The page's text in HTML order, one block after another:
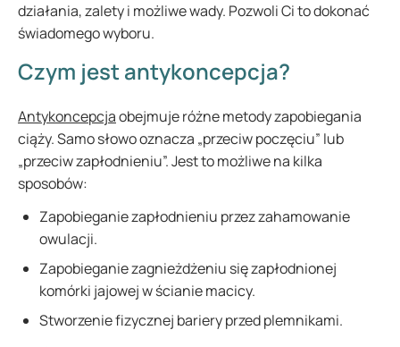
działania, zalety i możliwe wady. Pozwoli Ci to dokonać
świadomego wyboru.
Czym jest antykoncepcja?
Antykoncepcjaobejmuje różne metody zapobiegania
ciąży. Samo słowo oznacza „przeciw poczęciu” lub
„przeciw zapłodnieniu”. Jest to możliwe na kilka
sposobów:
Zapobieganie zapłodnieniu przez zahamowanie
owulacji.
Zapobieganie zagnieżdżeniu się zapłodnionej
komórki jajowej w ścianie macicy.
Stworzenie fizycznej bariery przed plemnikami.